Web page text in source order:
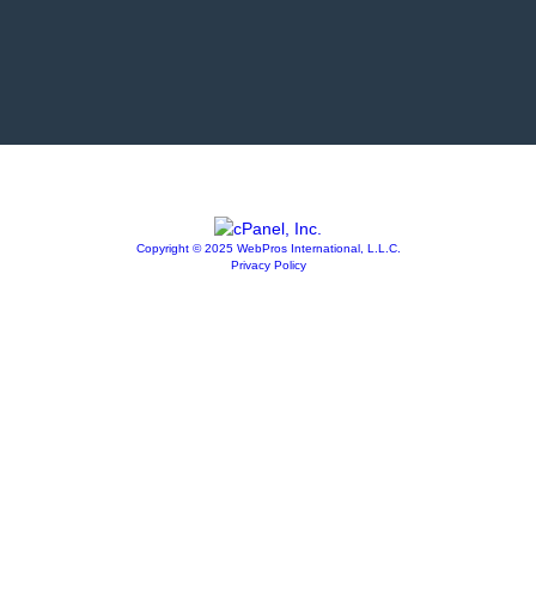
Copyright © 2025 WebPros International, L.L.C.
Privacy Policy